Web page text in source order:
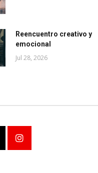
Reencuentro creativo y
emocional
Jul 28, 2026